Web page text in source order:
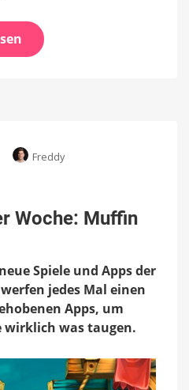
Freddy
Woche: Muffin
Spiele und Apps der
jedes Mal einen
Apps, um
wirklich was taugen.